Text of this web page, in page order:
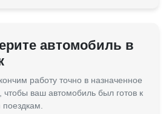
автомобиль в
работу точно в назначенное
чтобы ваш автомобиль был готов к